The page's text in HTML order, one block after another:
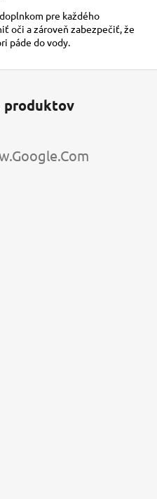
pre každého
oči a zároveň zabezpečiť, že
páde do vody.
produktov
je 5 z 5 hviezdičiek.
je 5 z 5 hviezdičiek.